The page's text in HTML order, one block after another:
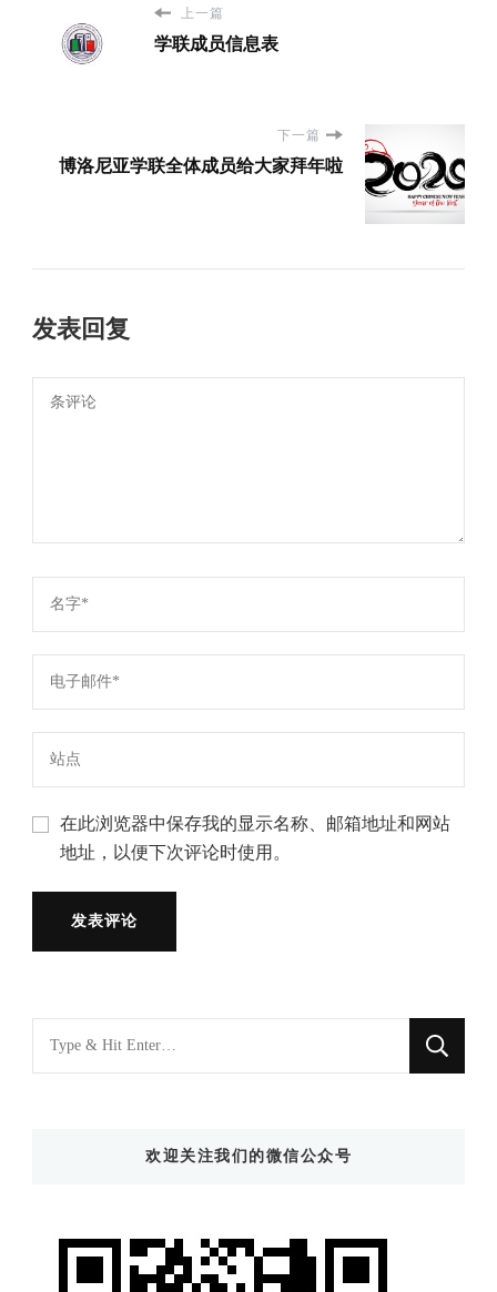
上一篇
学联成员信息表
下一篇
博洛尼亚学联全体成员给大家拜年啦
发表回复
在此浏览器中保存我的显示名称、邮箱地址和网站
地址，以便下次评论时使用。
什
欢迎关注我们的微信公众号